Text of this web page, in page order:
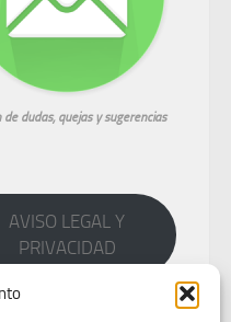
de dudas, quejas y sugerencias
AVISO LEGAL Y
PRIVACIDAD